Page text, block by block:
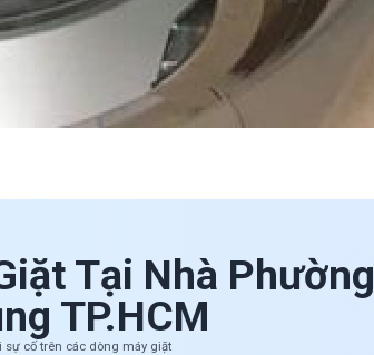
Tại Nhà
TP.HCM
sự cố trên các dòng máy giặt